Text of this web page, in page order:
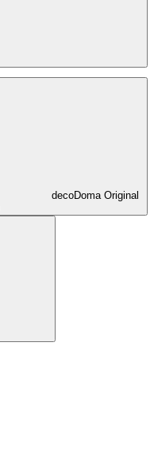
decoDoma Original